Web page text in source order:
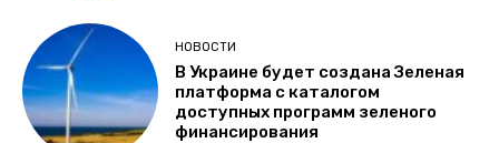
НОВОСТИ
В Украине будет создана Зеленая
платформа с каталогом
доступных программ зеленого
финансирования